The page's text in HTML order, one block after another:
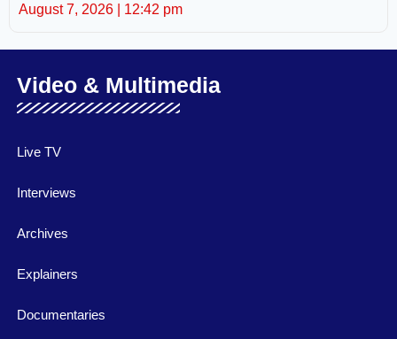
August 7, 2026 12:42 pm
Video & Multimedia
Live TV
Interviews
Archives
Explainers
Documentaries